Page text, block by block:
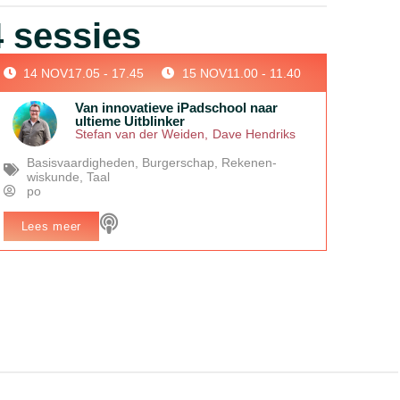
sessies
14 NOV17.05 - 17.45 15 NOV11.00 - 11.40
Van innovatieve iPadschool naar
ultieme Uitblinker
Stefan van der Weiden, Dave Hendriks
Basisvaardigheden
Burgerschap
Rekenen-
wiskunde Taal
po
Lees meer